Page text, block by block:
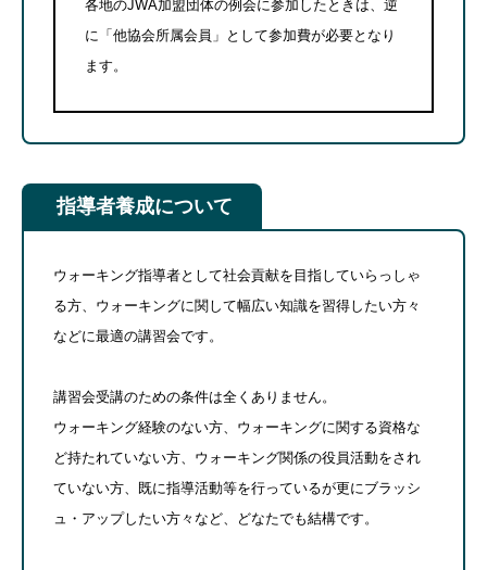
各地のJWA加盟団体の例会に参加したときは、逆
に「他協会所属会員」として参加費が必要となり
ます。
指導者養成について
ウォーキング指導者として社会貢献を目指していらっしゃ
る方、ウォーキングに関して幅広い知識を習得したい方々
などに最適の講習会です。
講習会受講のための条件は全くありません。
ウォーキング経験のない方、ウォーキングに関する資格な
ど持たれていない方、ウォーキング関係の役員活動をされ
ていない方、既に指導活動等を行っているが更にブラッシ
ュ・アップしたい方々など、どなたでも結構です。